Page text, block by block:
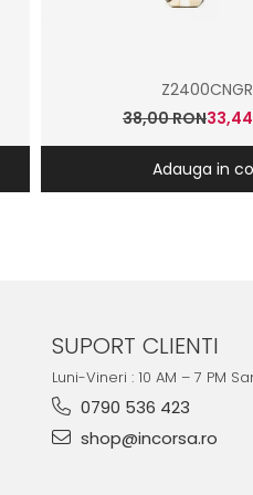
Z2400CNGR
38,00 RON33,44
Adauga in
SUPORT CLIENTI
Luni-Vineri : 10 AM – 7 PM
0790 536 423
shop@incorsa.ro